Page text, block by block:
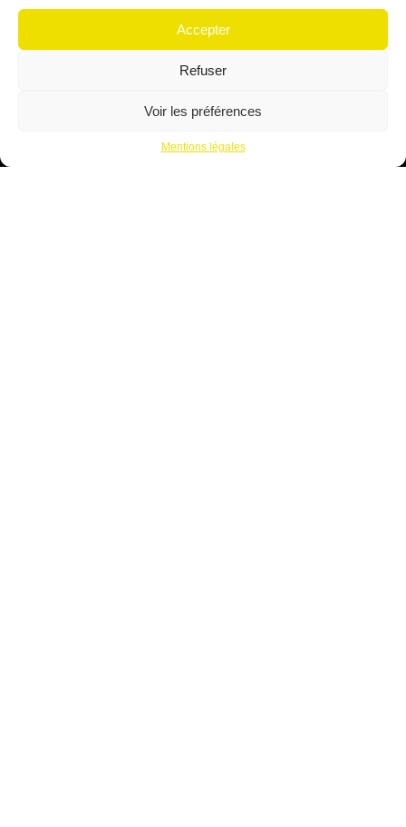
Accepter
Refuser
Voir les préférences
Mentions légales